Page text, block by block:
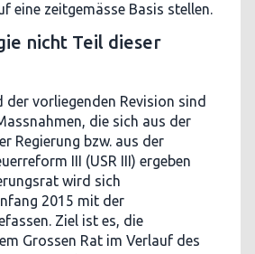
eine zeitgemässe Basis stellen.
nicht Teil dieser
der vorliegenden Revision sind
die sich aus der
Regierung bzw. aus der
III (USR III) ergeben
wird sich
2015 mit der
Ziel ist es, die
Grossen Rat im Verlauf des